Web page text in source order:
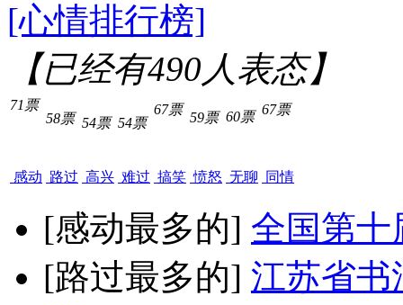
[心情排行榜]
【已经有490人表态】
71票
感动
58票
路过
54票
高兴
54票
难过
67票
搞笑
59票
愤怒
60票
无聊
67票
同情
[感动最多的] 全国第十
[路过最多的] 江苏省书